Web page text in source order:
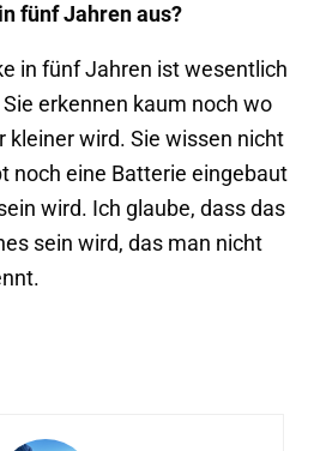
fünf Jahren aus?
in fünf Jahren ist wesentlich
erkennen kaum noch wo
kleiner wird. Sie wissen nicht
noch eine Batterie eingebaut
wird. Ich glaube, dass das
sein wird, das man nicht